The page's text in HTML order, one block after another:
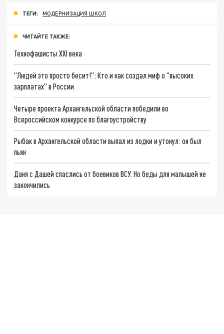
ТЕГИ: МОДЕРНИЗАЦИЯ ШКОЛ
ЧИТАЙТЕ ТАКЖЕ:
Технофашисты XXI века
"Людей это просто бесит!": Кто и как создал миф о "высоких
зарплатах" в России
Четыре проекта Архангельской области победили во
Всероссийском конкурсе по благоустройству
Рыбак в Архангельской области выпал из лодки и утонул: он был
пьян
Даня с Дашей спаслись от боевиков ВСУ. Но беды для малышей не
закончились